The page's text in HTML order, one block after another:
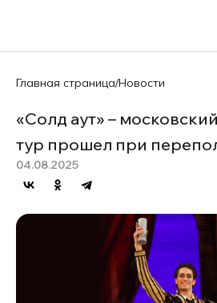
Главная страница/Новости
«Солд аут» –
тур прошел при
04.08.2025